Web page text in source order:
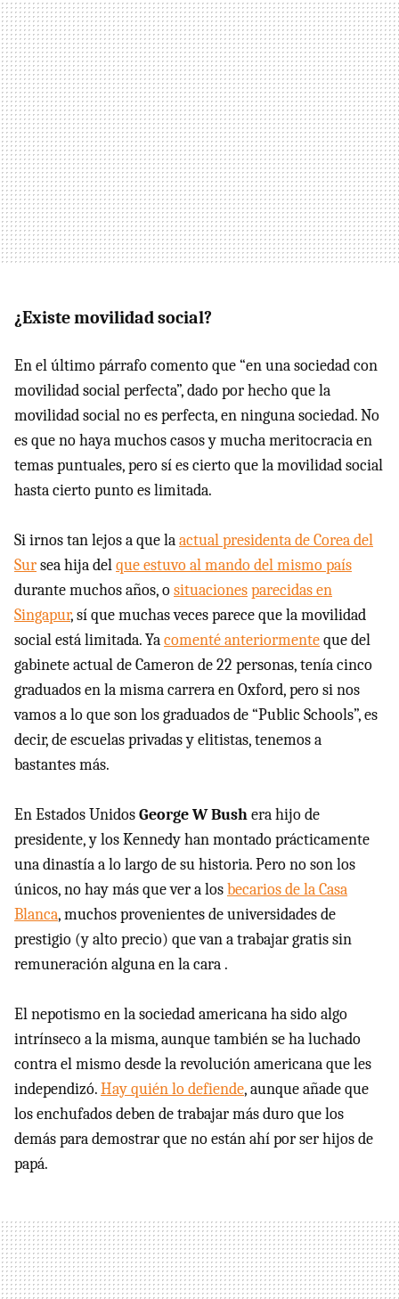
¿Existe movilidad social?
En el último párrafo comento que “en una sociedad con
movilidad social perfecta”, dado por hecho que la
movilidad social no es perfecta, en ninguna sociedad. No
es que no haya muchos casos y mucha meritocracia en
temas puntuales, pero sí es cierto que la movilidad social
hasta cierto punto es limitada.
Si irnos tan lejos a que laactual presidenta de Corea del
Sursea hija delque estuvo al mando del mismo país
durante muchos años, osituacionesparecidas en
Singapur, sí que muchas veces parece que la movilidad
social está limitada. Yacomenté anteriormenteque del
gabinete actual de Cameron de 22 personas, tenía cinco
graduados en la misma carrera en Oxford, pero si nos
vamos a lo que son los graduados de “Public Schools”, es
decir, de escuelas privadas y elitistas, tenemos a
bastantes más.
En Estados UnidosGeorge W Bushera hijo de
presidente, y los Kennedy han montado prácticamente
una dinastía a lo largo de su historia. Pero no son los
únicos, no hay más que ver a losbecarios de la Casa
Blanca, muchos provenientes de universidades de
prestigio (y alto precio) que van a trabajar gratis sin
remuneración alguna en la cara .
El nepotismo en la sociedad americana ha sido algo
intrínseco a la misma, aunque también se ha luchado
contra el mismo desde la revolución americana que les
independizó.Hay quién lo defiende, aunque añade que
los enchufados deben de trabajar más duro que los
demás para demostrar que no están ahí por ser hijos de
papá.